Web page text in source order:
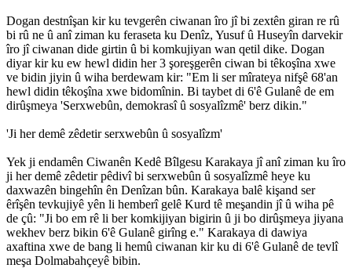
Dogan destnîşan kir ku tevgerên ciwanan îro jî bi zextên giran re rû
bi rû ne û anî ziman ku feraseta ku Denîz, Yusuf û Huseyîn darvekir
îro jî ciwanan dide girtin û bi komkujiyan wan qetil dike. Dogan
diyar kir ku ew hewl didin her 3 şoreşgerên ciwan bi têkoşîna xwe
ve bidin jiyin û wiha berdewam kir: "Em li ser mîrateya nifşê 68'an
hewl didin têkoşîna xwe bidomînin. Bi taybet di 6'ê Gulanê de em
dirûşmeya 'Serxwebûn, demokrasî û sosyalîzmê' berz dikin."
'Ji her demê zêdetir serxwebûn û sosyalîzm'
Yek ji endamên Ciwanên Kedê Bîlgesu Karakaya jî anî ziman ku îro
ji her demê zêdetir pêdivî bi serxwebûn û sosyalîzmê heye ku
daxwazên bingehîn ên Denîzan bûn. Karakaya balê kişand ser
êrîşên tevkujiyê yên li hemberî gelê Kurd tê meşandin jî û wiha pê
de çû: "Ji bo em rê li ber komkijiyan bigirin û ji bo dirûşmeya jiyana
wekhev berz bikin 6'ê Gulanê girîng e." Karakaya di dawiya
axaftina xwe de bang li hemû ciwanan kir ku di 6'ê Gulanê de tevlî
meşa Dolmabahçeyê bibin.